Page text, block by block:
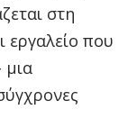
στη
εργαλείο που
μια